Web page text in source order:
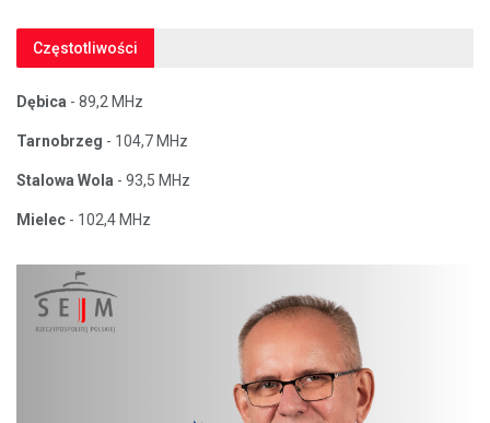
Częstotliwości
Dębica - 89,2 MHz
Tarnobrzeg - 104,7 MHz
Stalowa Wola - 93,5 MHz
Mielec - 102,4 MHz